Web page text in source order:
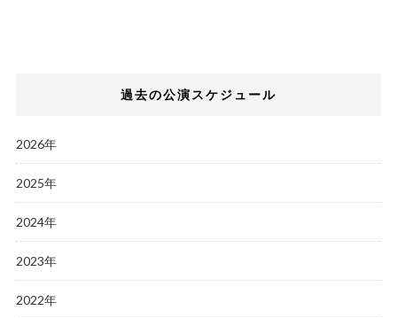
過去の公演スケジュール
2026年
2025年
2024年
2023年
2022年